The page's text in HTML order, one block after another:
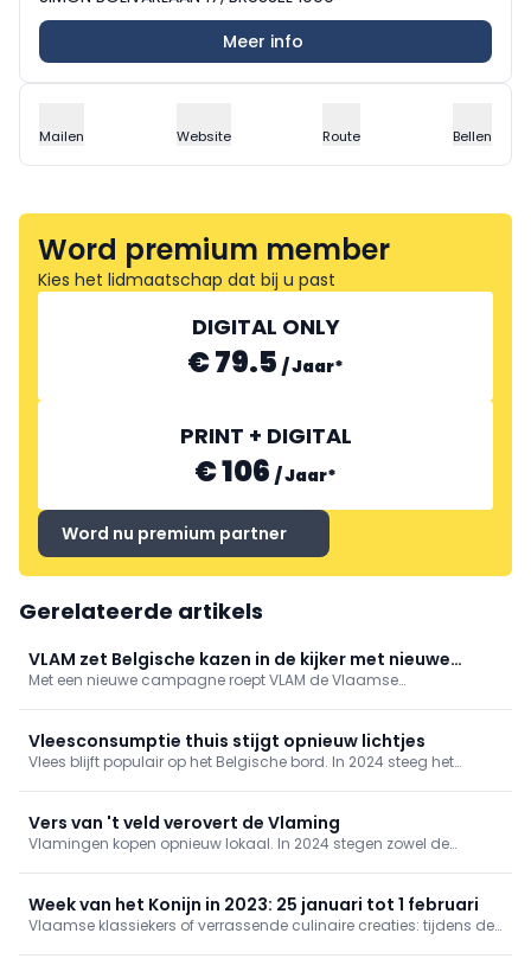
Meer info
Mailen Website Route Bellen
Word premium member
Kies het lidmaatschap dat bij u past
DIGITAL ONLY
€ 79.5 /Jaar*
PRINT + DIGITAL
€ 106 /Jaar*
Word nu premium partner
Gerelateerde artikels
VLAM zet Belgische kazen in de kijker met nieuwe
campagne
Met een nieuwe campagne roept VLAM de Vlaamse
Vleesconsumptie thuis stijgt opnieuw lichtjes
Vlees blijft populair op het Belgische bord. In 2024 steeg het
plantaardig winnen terrein, maar vlees blijft dominant.
Vers van 't veld verovert de Vlaming
Vlamingen kopen opnieuw lokaal. In 2024 stegen zowel de
tijden van inflatie, vertrouwen en zin voor herkomst.
Week van het Konijn in 2023: 25 januari tot 1 februari
Vlaamse klassiekers of verrassende culinaire creaties: tijdens de